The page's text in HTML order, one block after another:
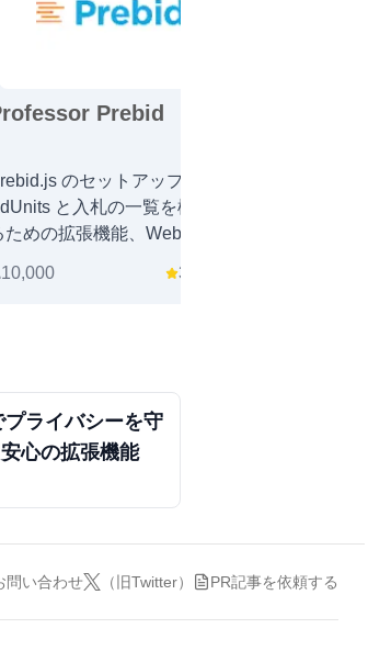
Prebid
のセットアップ、
と入札の一覧を検証す
ための拡張機能、Web ペー
視覚化..
10,000 3.8
ライバシーを守
心の拡張機能
問い合わせ （旧Twitter） PR記事を依頼する